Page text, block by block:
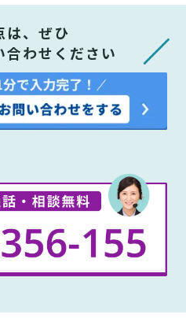
は、ぜひ
合わせください